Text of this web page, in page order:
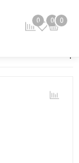
0 0 0